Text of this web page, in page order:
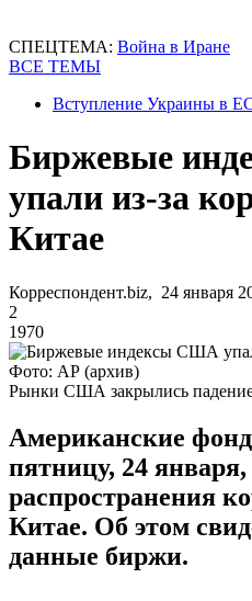
СПЕЦТЕМА: Война в Иране
ВСЕ ТЕМЫ
Вступление Украины в
Биржевые
упали из-за
Китае
Корреспондент.biz, 24 января
2
1970
Фото: АР (архив)
Рынки США закрылись
Американские
пятницу, 24
распространения
Китае. Об этом
данные биржи.